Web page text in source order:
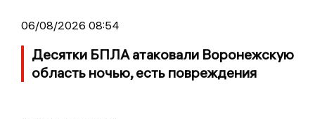
06/08/2026 08:54
Десятки БПЛА атаковали Воронежскую
область ночью, есть повреждения